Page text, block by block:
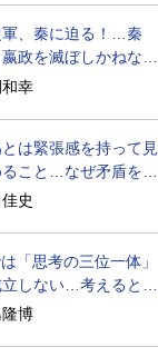
軍、秦に迫る！…秦
政を滅ぼしかねなか
戦の史実
幸
は緊張感を持って見
こと…なぜ矛盾を大
べきか
史
「思考の三位一体」
しない…考えると
博